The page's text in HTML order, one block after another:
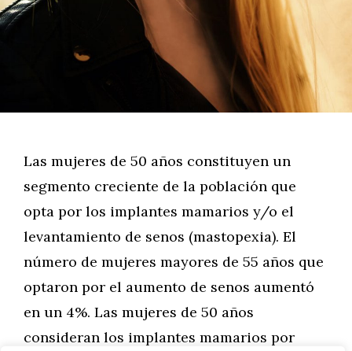
Las mujeres de 50 años constituyen un
segmento creciente de la población que
opta por los implantes mamarios y/o el
levantamiento de senos (mastopexia). El
número de mujeres mayores de 55 años que
optaron por el aumento de senos aumentó
en un 4%. Las mujeres de 50 años
consideran los implantes mamarios por